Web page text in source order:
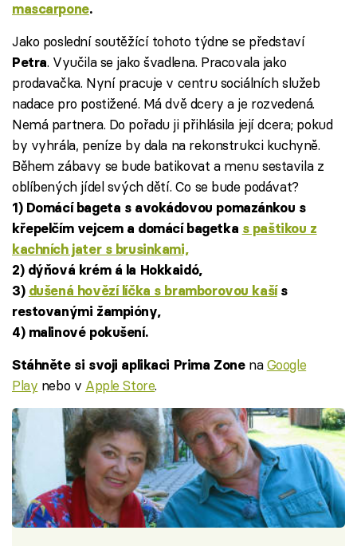
mascarpone.
Jako poslední soutěžící tohoto týdne se představí
Petra. Vyučila se jako švadlena. Pracovala jako
prodavačka. Nyní pracuje v centru sociálních služeb
nadace pro postižené. Má dvě dcery a je rozvedená.
Nemá partnera. Do pořadu ji přihlásila její dcera; pokud
by vyhrála, peníze by dala na rekonstrukci kuchyně.
Během zábavy se bude batikovat a menu sestavila z
oblíbených jídel svých dětí. Co se bude podávat?
1) Domácí bageta s avokádovou pomazánkou s
křepelčím vejcem a domácí bagetka s paštikou z
kachních jater s brusinkami,
2) dýňová krém á la Hokkaidó,
3) dušená hovězí líčka s bramborovou kašís
restovanými žampióny,
4) malinové pokušení.
Stáhněte si svoji aplikaci Prima Zone naGoogle
Play nebo v Apple Store.